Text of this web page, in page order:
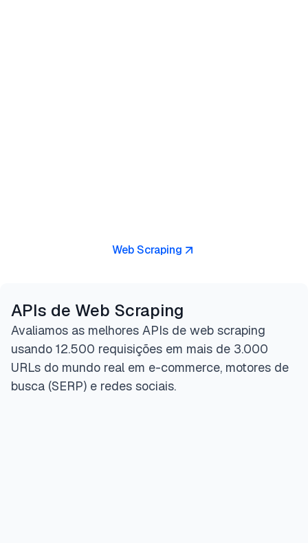
Web Scraping
APIs de Web Scraping
Avaliamos as melhores APIs de web scraping
usando 12.500 requisições em mais de 3.000
URLs do mundo real em e-commerce, motores de
busca (SERP) e redes sociais.